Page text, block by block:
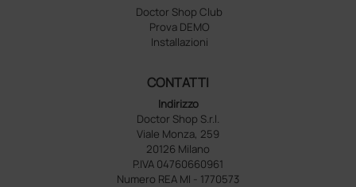
Doctor Shop Club
Prova DEMO
Installazioni
CONTATTI
Indirizzo
Doctor Shop S.r.l.
Viale Monza, 259
20126 Milano
P.IVA 04760660961
Numero REA MI - 1770573